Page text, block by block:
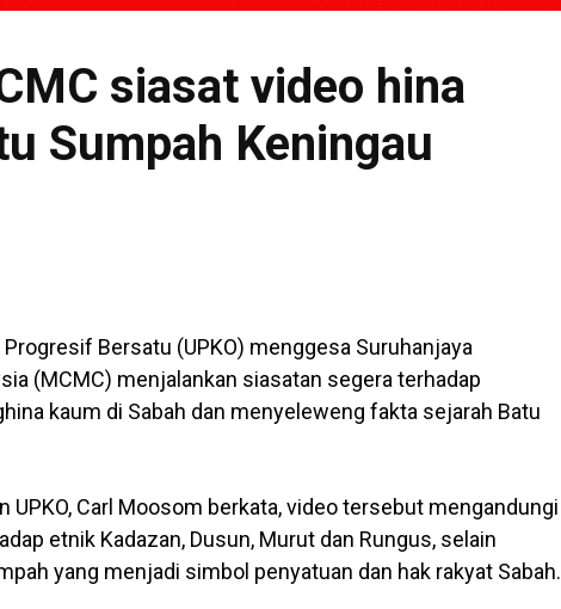
siasat video hina
Sumpah Keningau
Progresif Bersatu (UPKO) menggesa Suruhanjaya
(MCMC) menjalankan siasatan segera terhadap
kaum di Sabah dan menyeleweng fakta sejarah Batu
UPKO, Carl Moosom berkata, video tersebut mengandungi
etnik Kadazan, Dusun, Murut dan Rungus, selain
yang menjadi simbol penyatuan dan hak rakyat Sabah.